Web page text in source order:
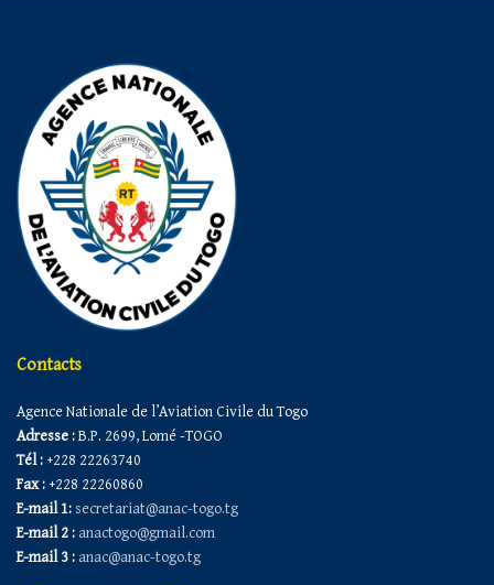
Contacts
Agence Nationale de l’Aviation Civile du Togo
Adresse :B.P. 2699, Lomé -TOGO
Tél : +228 22263740
Fax : +228 22260860
E-mail 1: secretariat@anac-togo.tg
E-mail 2 : anactogo@gmail.com
E-mail 3 : anac@anac-togo.tg